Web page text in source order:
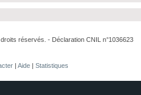
réservés. - Déclaration CNIL n°1036623
| Aide | Statistiques